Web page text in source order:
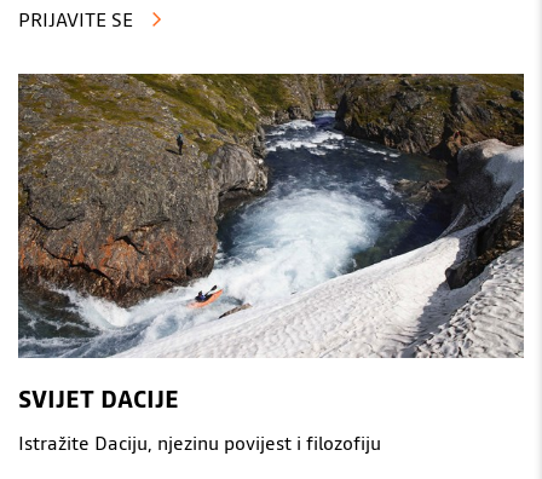
PRIJAVITE SE
SVIJET DACIJE
Istražite Daciju, njezinu povijest i filozofiju